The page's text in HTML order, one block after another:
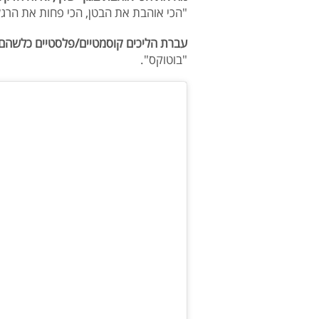
"הכי אוהבת את הבטן, הכי פחות את
עברת הליכים קוסמטיים/פלסטיים
"בוטוקס".